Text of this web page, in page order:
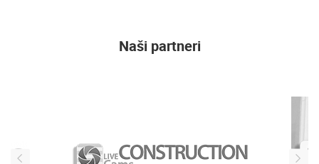
Naši partneri